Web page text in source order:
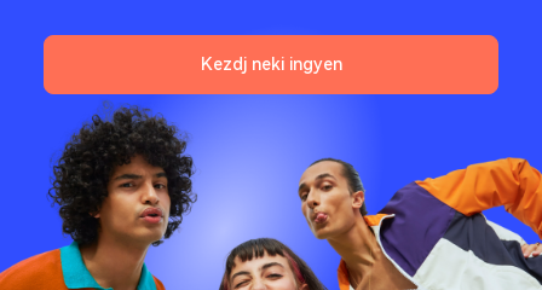
Kezdj neki ingyen